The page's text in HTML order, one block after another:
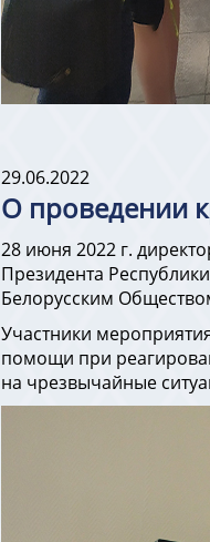
29.06.2022
О проведении
28 июня 2022 г.
Президента
Белорусским
Участники
помощи при
на чрезвычайные